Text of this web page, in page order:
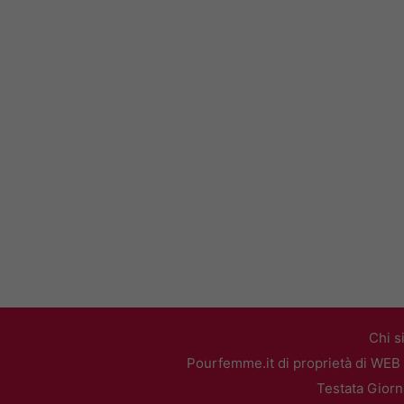
Chi
Pourfemme.it di proprietà di WEB
Testata